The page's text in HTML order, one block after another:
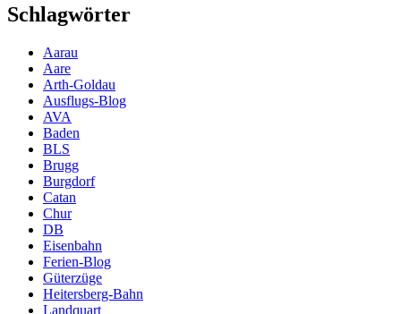
Schlagwörter
Aarau
Aare
Arth-Goldau
Ausflugs-Blog
AVA
Baden
BLS
Brugg
Burgdorf
Catan
Chur
DB
Eisenbahn
Ferien-Blog
Güterzüge
Heitersberg-Bahn
Landquart